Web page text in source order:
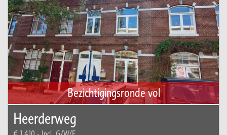
Bezichtigingsronde vol
Heerderweg